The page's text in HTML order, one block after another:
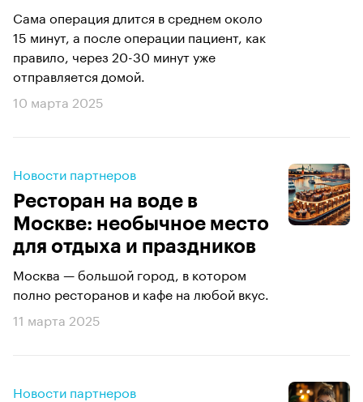
Сама операция длится в среднем около
15 минут, а после операции пациент, как
правило, через 20-30 минут уже
отправляется домой.
10 марта 2025
Новости партнеров
Ресторан на воде в
Москве: необычное место
для отдыха и праздников
Москва — большой город, в котором
полно ресторанов и кафе на любой вкус.
11 марта 2025
Новости партнеров